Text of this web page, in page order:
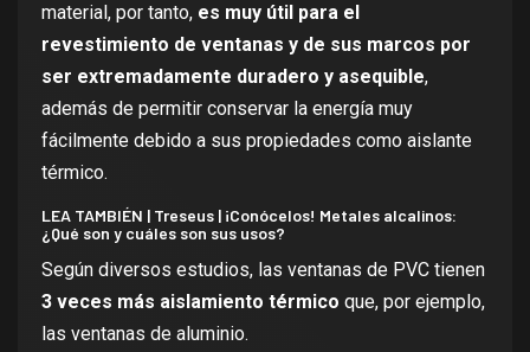
material, por tanto, es muy útil para el
revestimiento de ventanas y de sus marcos por
ser extremadamente duradero y asequible,
además de permitir conservar la energía muy
fácilmente debido a sus propiedades como aislante
térmico.
LEA TAMBIÉN | Treseus | ¡Conócelos! Metales alcalinos:
¿Qué son y cuáles son sus usos?
Según diversos estudios, las ventanas de PVC tienen
3 veces más aislamiento térmico que, por ejemplo,
las ventanas de aluminio.